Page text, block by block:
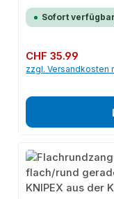
Sofort
Regulärer Preis:
CHF 35.99
zzgl. Versandkosten